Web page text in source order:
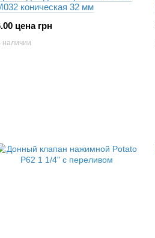
коническая 32 мм
цена грн
наличии